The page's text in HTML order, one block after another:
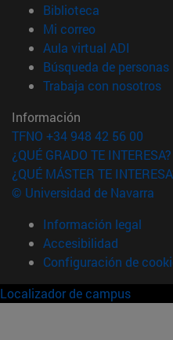
Biblioteca
Mi correo(abre en
Aula virtual ADI
Búsqueda de personas
Trabaja con nosotros
Información
TFNO +34 948 42 56 00
¿QUÉ GRADO TE INTERESA?
¿QUÉ MÁSTER TE
© Universidad de Navarra
Información legal
Accesibilidad
Configuración de
Localizador de campus